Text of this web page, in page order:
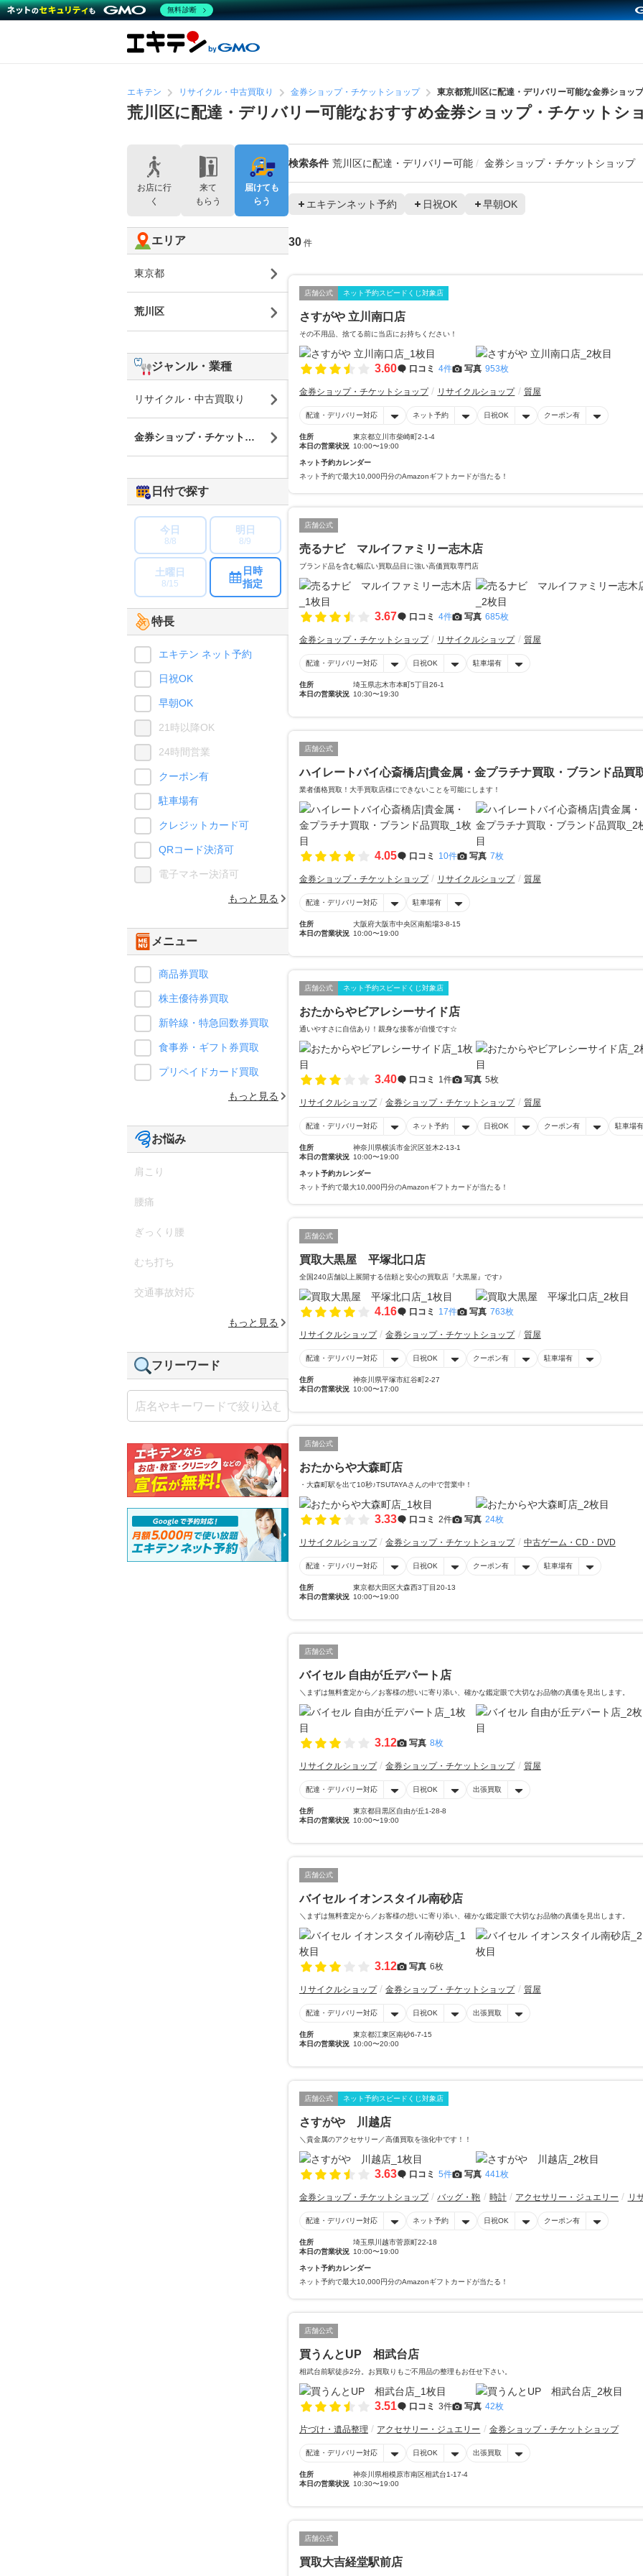
エキテン リサイクル・中古買取り 金券ショップ・チケットショップ 東京都荒川区に配達・デリバリー可能な金券ショッ
荒川区に配達・デリバリー可能なおすすめ金券ショップ・チケットシ
検索条件 荒川区に配達・デリバリー可能 金券ショップ・チケットショップ
エキテンネット予約 日祝OK 早朝OK
30 件
店舗公式 ネット予約スピードくじ対象店
さすがや 立川南口店
その不用品、捨てる前に当店にお持ちください！
3.60 口コミ 4件 写真 953枚
金券ショップ・チケットショップ リサイクルショップ 質屋
配達・デリバリー対応 ネット予約 日祝OK クーポン有
住所
東京都立川市柴崎町2-1-4
本日の営業状況 10:00〜19:00
ネット予約カレンダー
ネット予約で最大10,000円分のAmazonギフトカードが当たる！
店舗公式
売るナビ マルイファミリー志木店
ブランド品を含む幅広い買取品目に強い高価買取専門店
3.67 口コミ 4件 写真 685枚
金券ショップ・チケットショップ リサイクルショップ 質屋
配達・デリバリー対応 日祝OK 駐車場有
住所
埼玉県志木市本町5丁目26-1
本日の営業状況 10:30〜19:30
店舗公式
ハイレートバイ心斎橋店|貴金属・金プラチナ買取・ブランド品買
業者価格買取！大手買取店様にできないことを可能にします！
4.05 口コミ 10件 写真 7枚
金券ショップ・チケットショップ リサイクルショップ 質屋
配達・デリバリー対応 駐車場有
住所
大阪府大阪市中央区南船場3-8-15
本日の営業状況 10:00〜19:00
店舗公式 ネット予約スピードくじ対象店
おたからやビアレシーサイド店
通いやすさに自信あり！親身な接客が自慢です☆
3.40 口コミ 1件 写真 5枚
リサイクルショップ 金券ショップ・チケットショップ 質屋
配達・デリバリー対応 ネット予約 日祝OK クーポン有 駐車場有
住所
神奈川県横浜市金沢区並木2-13-1
本日の営業状況 10:00〜19:00
ネット予約カレンダー
ネット予約で最大10,000円分のAmazonギフトカードが当たる！
店舗公式
買取大黒屋 平塚北口店
全国240店舗以上展開する信頼と安心の買取店『大黒屋』です♪
4.16 口コミ 17件 写真 763枚
リサイクルショップ 金券ショップ・チケットショップ 質屋
配達・デリバリー対応 日祝OK クーポン有 駐車場有
住所
神奈川県平塚市紅谷町2-27
本日の営業状況 10:00〜17:00
店舗公式
おたからや大森町店
・大森町駅を出て10秒♪TSUTAYAさんの中で営業中！
3.33 口コミ 2件 写真 24枚
リサイクルショップ 金券ショップ・チケットショップ 中古ゲーム・CD・DVD
配達・デリバリー対応 日祝OK クーポン有 駐車場有
住所
東京都大田区大森西3丁目20-13
本日の営業状況 10:00〜19:00
店舗公式
バイセル 自由が丘デパート店
＼まずは無料査定から／お客様の想いに寄り添い、確かな鑑定眼で大切なお品物の真価を見出します。
3.12 写真 8枚
リサイクルショップ 金券ショップ・チケットショップ 質屋
配達・デリバリー対応 日祝OK 出張買取
住所
東京都目黒区自由が丘1-28-8
本日の営業状況 10:00〜19:00
店舗公式
バイセル イオンスタイル南砂店
＼まずは無料査定から／お客様の想いに寄り添い、確かな鑑定眼で大切なお品物の真価を見出します。
3.12 写真 6枚
リサイクルショップ 金券ショップ・チケットショップ 質屋
配達・デリバリー対応 日祝OK 出張買取
住所
東京都江東区南砂6-7-15
本日の営業状況 10:00〜20:00
店舗公式 ネット予約スピードくじ対象店
さすがや 川越店
＼貴金属のアクセサリー／高価買取を強化中です！！
3.63 口コミ 5件 写真 441枚
金券ショップ・チケットショップ バッグ・鞄 時計 アクセサリー・ジュエリー リ
配達・デリバリー対応 ネット予約 日祝OK クーポン有
住所
埼玉県川越市菅原町22-18
本日の営業状況 10:00〜19:00
ネット予約カレンダー
ネット予約で最大10,000円分のAmazonギフトカードが当たる！
店舗公式
買うんとUP 相武台店
相武台前駅徒歩2分。お買取りもご不用品の整理もお任せ下さい。
3.51 口コミ 3件 写真 42枚
片づけ・遺品整理 アクセサリー・ジュエリー 金券ショップ・チケットショップ
配達・デリバリー対応 日祝OK 出張買取
住所
神奈川県相模原市南区相武台1-17-4
本日の営業状況 10:30〜19:00
店舗公式
買取大吉経堂駅前店
お店に行
く
来て
もらう
届けても
らう
エリア
東京都
荒川区
ジャンル・業種
リサイクル・中古買取り
金券ショップ・チケットショップ
日付で探す
今日
8/8
明日
8/9
土曜日
8/15
日時
指定
特長
エキテン ネット予約
日祝OK
早朝OK
21時以降OK
24時間営業
クーポン有
駐車場有
クレジットカード可
QRコード決済可
電子マネー決済可
もっと見る
メニュー
商品券買取
株主優待券買取
新幹線・特急回数券買取
食事券・ギフト券買取
プリペイドカード買取
もっと見る
お悩み
肩こり
腰痛
ぎっくり腰
むち打ち
交通事故対応
もっと見る
フリーワード
無料診断